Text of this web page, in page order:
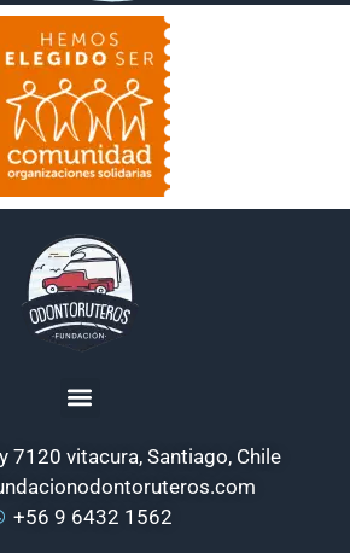
7120 vitacura, Santiago, Chile
+56 9 6432 1562